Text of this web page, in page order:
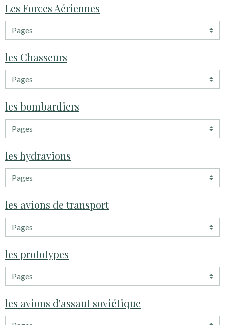
Les Forces Aériennes
les Chasseurs
les bombardiers
les hydravions
les avions de transport
les prototypes
les avions d'assaut soviétique